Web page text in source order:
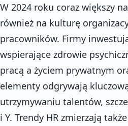
W 2024 roku coraz większy
również na kulturę
pracowników. Firmy
wspierające zdrowie
pracą a życiem prywatnym
elementy odgrywają
utrzymywaniu talentów,
i Y. Trendy HR zmierzają